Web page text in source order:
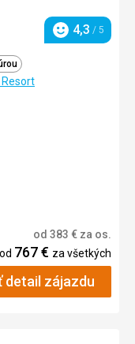
Hodnotenie
4,3 / 5
Resort
od 383 € za os.
od 767€ za všetkých
detail zájazdu